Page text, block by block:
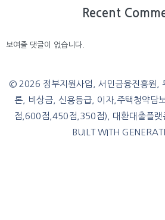
Recent
보여줄 댓글이 없습니다.
© 2026 정부지원사업, 서민금융진흥원,
론, 비상금, 신용등급, 이자,주택청약담
점,600점,450점,350점), 대환대출플랫
BUILT WITH